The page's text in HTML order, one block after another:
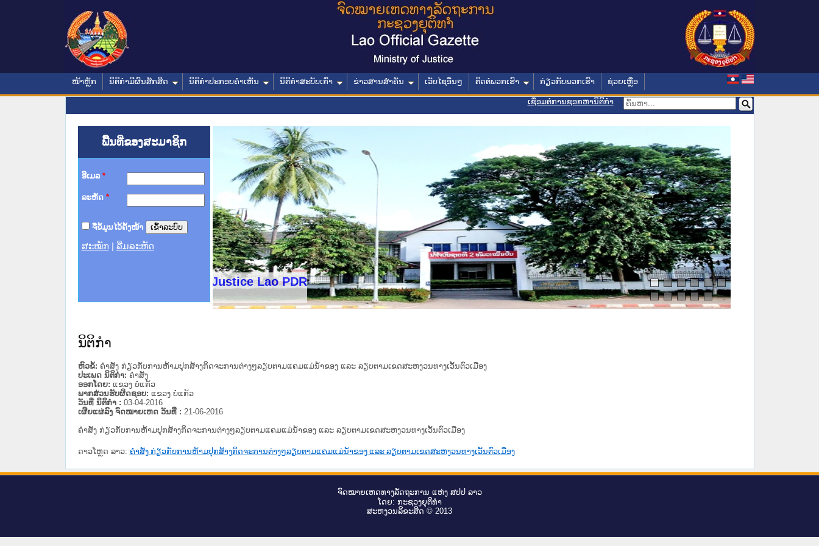
ໜ້າຫຼັກ ນິຕິກໍາມີຜົນສັກສິດ ນິຕິກໍາປະກອບຄໍາເຫັນ ນິຕິກໍາສະບັບເກົ່າ ຂ່າວສານສໍາຄັນ ເວັບໄຊອື່ນໆ ຕິດຕໍ່ພວກເຮົາ ກ່ຽວກັບພວກເຮົາ ຊ່ວຍເຫຼືອ
ເຊື່ອມຕໍ່ການຊອກຫານິຕິກຳ
ພື້ນທີ່ຂອງສະມາຊິກ
ອີເມລ *
ລະຫັດ *
ຈື່ຂໍ້ມູນໄວ້ຄັ້ງໜ້າ
ສະໝັກ ລືມລະຫັດ
Ministry of Justice Lao PDR
ານສະພາປະຊາຊົນ ພາກເໜືອ
ທາງລັດຖະການ
ສຳລັບ ພາກກາງ
ສຳລັບ ພາກໃຕ້
ວິທະຍາຄານຕຳຫຼວດປະຊາຊົນ
ວິທະຍາຄານສັນຕິບານປະຊາຊົນ
າຍເຫດທາງລັດຖະການໃຫ້ຜູ້ປະສານງານ
ຂັ້ນແຂວງພາກເໜືອ
ານສະພາປະຊາຊົນ ພາກກາງ
ນິຕິກໍາ
ຫົວຂໍ້: ຄຳສັ່ງ ກ່ຽວກັບການຫ້າມປຸກສ້າງກິດຈະການຕ່າງໆລຽບຕາມແຄມແມ່ນ້ຳຂອງ ແລະ ລຽບຕາມເຂດສະຫງວນທາງເວັ້ນຕົວເມືອງ
ປະເພດ ນິຕິກໍາ: ຄໍາສັ່ງ
ອອກໂດຍ: ແຂວງ ບໍ່ແກ້ວ
ພາກສ່ວນຮັບຜິດຊອບ: ແຂວງ ບໍ່ແກ້ວ
ວັນທີ່ ນິຕິກໍາ : 03-04-2016
ເຜີຍແຜ່ລົງ ຈົດໝາຍເຫດ ວັນທີ່ : 21-06-2016
ຄຳສັ່ງ ກ່ຽວກັບການຫ້າມປຸກສ້າງກິດຈະການຕ່າງໆລຽບຕາມແຄມແມ່ນ້ຳຂອງ ແລະ ລຽບຕາມເຂດສະຫງວນທາງເວັ້ນຕົວເມືອງ
ດາວໂຫຼດ ລາວ: ຄຳສັ່ງ ກ່ຽວກັບການຫ້າມປຸກສ້າງກິດຈະການຕ່າງໆລຽບຕາມແຄມແມ່ນ້ຳຂອງ ແລະ ລຽບຕາມເຂດສະຫງວນທາງເວັ້ນຕົວເມືອງ
ຈົດ​ໝາຍ​ເຫດ​ທາງ​ລັດ​ຖະ​ການ ແຫ່ງ ສ​ປ​ປ ລາວ
ໂດຍ: ກະ​ຊວງຍຸ​ຕິ​ທຳ
ສະ​ຫງວນ​ລິ​ຂະ​ສິດ © 2013